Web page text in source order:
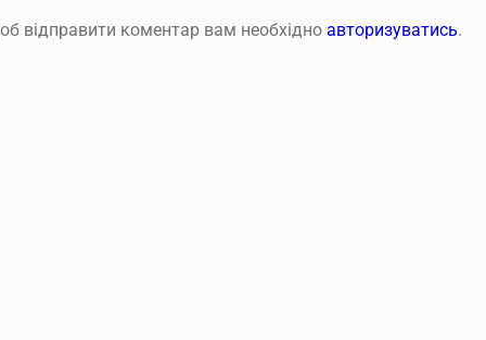
відправити коментар вам необхідно авторизуватись.